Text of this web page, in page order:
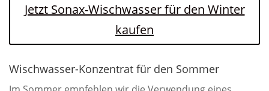
Jetzt Sonax-Wischwasser für den Winter
kaufen
Wischwasser-Konzentrat für den Sommer